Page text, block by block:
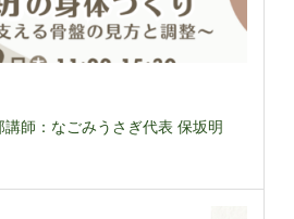
師：なごみうさぎ代表 保坂明